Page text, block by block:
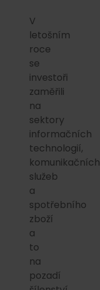
V
letošním
roce
se
investoři
zaměřili
na
sektory
informačních
technologií,
komunikačních
služeb
a
spotřebního
zboží
a
to
na
pozadí